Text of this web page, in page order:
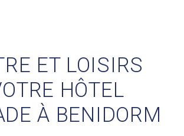
ET LOISIRS
HÔTEL
À BENIDORM